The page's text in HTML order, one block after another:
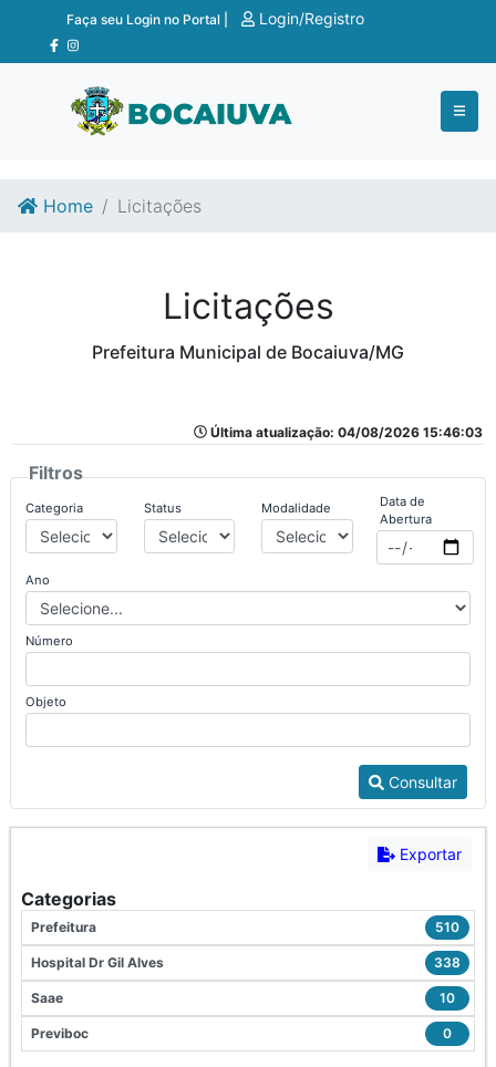
Ir para o conteúdo
Ir para o fim do conteúdo
Faça seu Login no Portal | Login/Registro
Home Licitações
Licitações
Prefeitura Municipal de Bocaiuva/MG
Última atualização: 04/08/2026 15:46:03
Filtros
Categoria Status Modalidade
Data de
Abertura
Ano
Número
Objeto
Consultar
Exportar
Categorias
Prefeitura 510
Hospital Dr Gil Alves 338
Saae 10
Previboc 0